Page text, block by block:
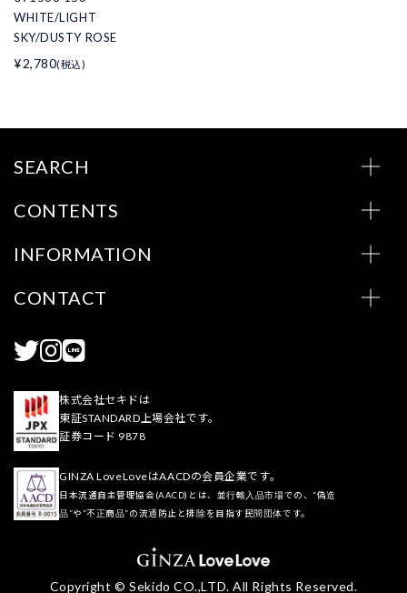
WHITE/LIGHT
SKY/DUSTY ROSE
¥2,780(税込)
SEARCH
CONTENTS
INFORMATION
CONTACT
株式会社セキドは
東証STANDARD上場会社です。
証券コード 9878
GINZA LoveLoveはAACDの会員企業です。
日本流通自主管理協会(AACD)とは、並行輸入品市場での、“偽造
品”や“不正商品”の流通防止と排除を目指す民間団体です。
Copyright © Sekido CO.,LTD. All Rights Reserved.